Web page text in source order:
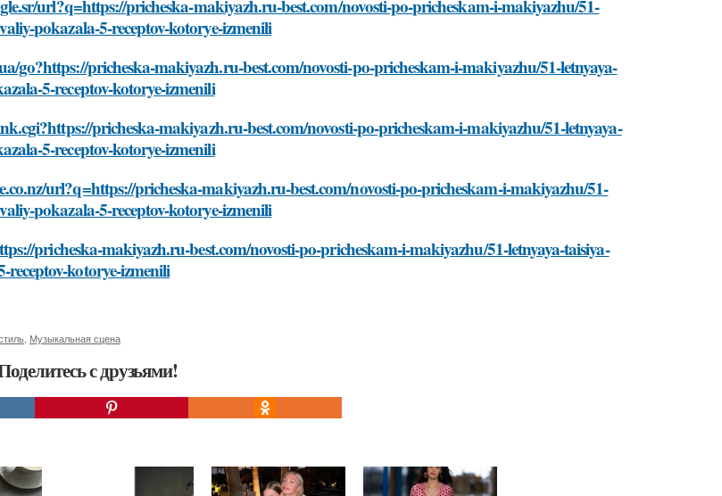
url?q=https://pricheska-makiyazh.ru-best.com/novosti-po-pricheskam-i-makiyazhu/51-
pokazala-5-receptov-kotorye-izmenili
go?https://pricheska-makiyazh.ru-best.com/novosti-po-pricheskam-i-makiyazhu/51-letnyaya-
5-receptov-kotorye-izmenili
pricheska-makiyazh.ru-best.com/novosti-po-pricheskam-i-makiyazhu/51-letnyaya-
5-receptov-kotorye-izmenili
url?q=https://pricheska-makiyazh.ru-best.com/novosti-po-pricheskam-i-makiyazhu/51-
pokazala-5-receptov-kotorye-izmenili
pricheska-makiyazh.ru-best.com/novosti-po-pricheskam-i-makiyazhu/51-letnyaya-taisiya-
receptov-kotorye-izmenili
Музыкальная сцена
с друзьями!